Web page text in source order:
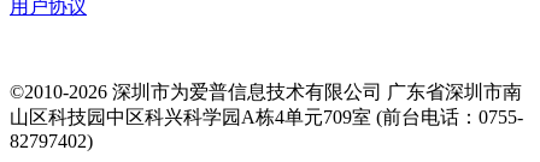
用户协议
©2010-2026 深圳市为爱普信息技术有限公司 广东省深圳市南
山区科技园中区科兴科学园A栋4单元709室 (前台电话：0755-
82797402)